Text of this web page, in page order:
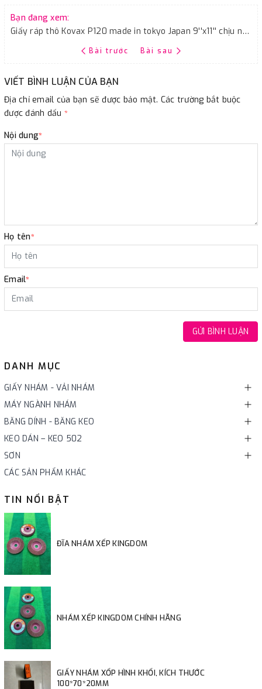
DANH MỤC
GIẤY NHÁM - VẢI NHÁM
MÁY NGÀNH NHÁM
BĂNG DÍNH - BĂNG KEO
KEO DÁN – KEO 502
SƠN
CÁC SẢN PHẨM KHÁC
TIN NỔI BẬT
ĐĨA NHÁM XẾP KINGDOM
NHÁM XẾP KINGDOM CHÍNH HÃNG
GIẤY NHÁM XỐP HÌNH KHỐI, KÍCH THƯỚC
100*70*20MM
Bạn đang xem:
Giấy ráp thô Kovax P120 made in tokyo Japan 9''x11'' chịu nước màu đen
Bài trước Bài sau
VIẾT BÌNH LUẬN CỦA BẠN
Địa chỉ email của bạn sẽ được bảo mật. Các trường bắt buộc
được đánh dấu *
Nội dung*
Họ tên*
Email*
GỬI BÌNH LUẬN